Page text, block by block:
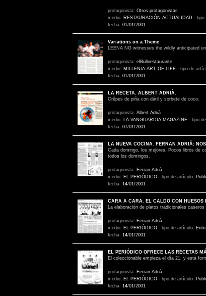
protagonista: Otros protagonistas
medio: RESTAURACIÓN ACTUALIDAD - tipo
fecha: 01/01/2001
Variations on a Theme
LEENA NG witnesses the wildly anticipated
protagonista: elBullirestaurante
medio: MILLENIA ART OF LIFE - tipo de
fecha: 01/01/2001
LA RECETA. ALBERT ADRIÀ.
Crêpes de piña con dátil y sorbete de coco.
protagonista: Albert Adrià
medio:
LA VANGUARDIA MAGAZINE - tipo
fecha: 07/01/2001
LA NUEVA COCINA. FERRAN ADRIÂ:
Cada domingo, los mejores. Pocos libros de
todos los domingos.
protagonista: Ferran Adrià
medio: EL PERIÓDICO - tipo de artículo:
fecha: 14/01/2001
CARA A CARA. EL CALDO CON HUESOS
La elaboración de platos tradicionales
protagonista: Ferran Adrià
medio: EL PERIÓDICO - tipo de artículo:
fecha: 14/01/2001
EL PERIÓDICO OFRECE LAS RECETAS
El coleccionable empieza el día 21, y está
protagonista: Ferran Adrià
medio: EL PERIÓDICO - tipo de artículo:
fecha: 14/01/2001